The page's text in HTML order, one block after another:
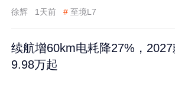
徐辉 1天前 # 至境L7
续航增60km电耗降27%，
9.98万起